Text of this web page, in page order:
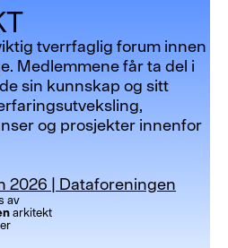
tverrfaglig forum innen
Medlemmene får ta del i
sin kunnskap og sitt
og prosjekter innenfor
2026 | Dataforeningen
av
arkitekt